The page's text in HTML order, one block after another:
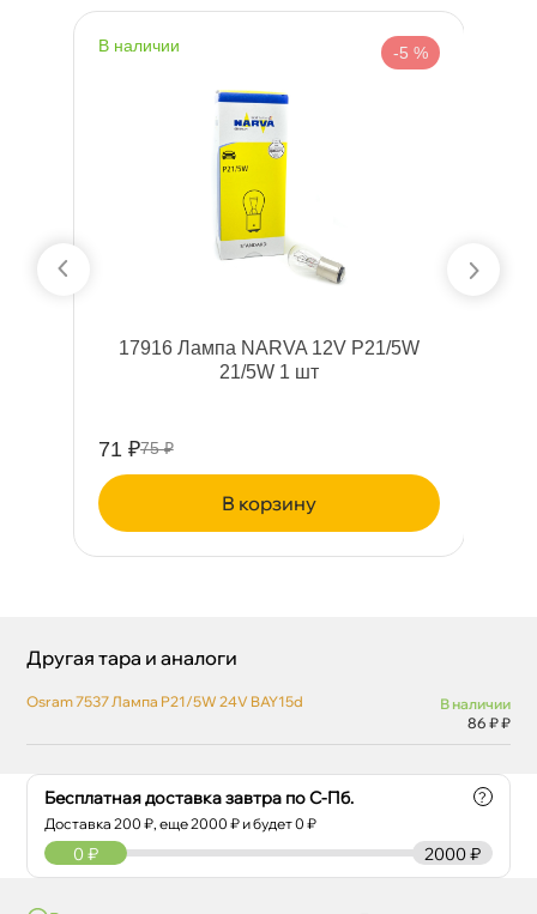
наличии -5 %
17916 Лампа NARVA 12V P21/5W
21/5W 1 шт
71 ₽75 ₽
корзину
Бесплатная доставка завтра по С-Пб.
Доставка200 ₽, еще2000 ₽ и будет 0 ₽
?
2000 ₽
0 ₽
Другая тара и аналоги
Osram 7537 Лампа P21/5W 24V BAY15d
наличии
86 ₽ ₽